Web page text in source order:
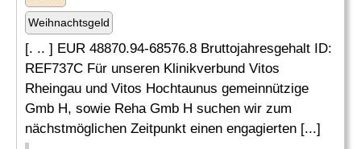
Weihnachtsgeld
[. .. ] EUR 48870.94-68576.8 Bruttojahresgehalt ID:
REF737C Für unseren Klinikverbund Vitos
Rheingau und Vitos Hochtaunus gemeinnützige
Gmb H, sowie Reha Gmb H suchen wir zum
nächstmöglichen Zeitpunkt einen engagierten [...]